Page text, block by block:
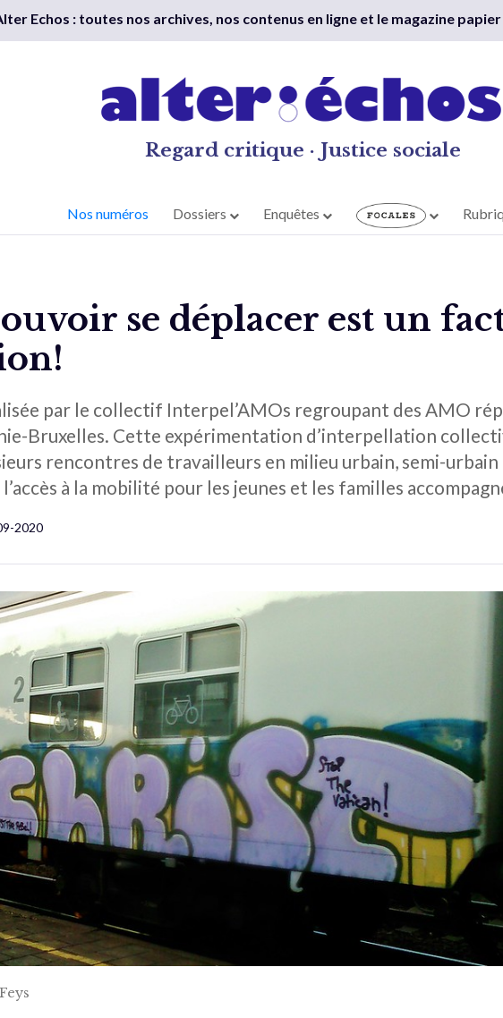
Echos : toutes nos archives, nos contenus en ligne et le magazine
Regard critique · Justice sociale
Nos numéros Dossiers Enquêtes
se déplacer est un
par le collectif Interpel’AMOs regroupant des AMO
Bruxelles. Cette expérimentation d’interpellation
rencontres de travailleurs en milieu urbain, semi-
à la mobilité pour les jeunes et les familles
2020